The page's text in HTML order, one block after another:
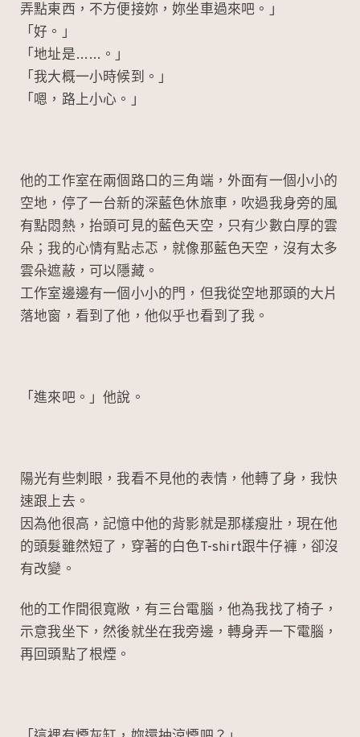
弄點東西，不方便接妳，妳坐車過來吧。」
「好。」
「地址是……。」
「我大概一小時候到。」
「嗯，路上小心。」
他的工作室在兩個路口的三角端，外面有一個小小的
空地，停了一台新的深藍色休旅車，吹過我身旁的風
有點悶熱，抬頭可見的藍色天空，只有少數白厚的雲
朵；我的心情有點忐忑，就像那藍色天空，沒有太多
雲朵遮蔽，可以隱藏。
工作室邊邊有一個小小的門，但我從空地那頭的大片
落地窗，看到了他，他似乎也看到了我。
「進來吧。」他說。
陽光有些刺眼，我看不見他的表情，他轉了身，我快
速跟上去。
因為他很高，記憶中他的背影就是那樣瘦壯，現在他
的頭髮雖然短了，穿著的白色T-shirt跟牛仔褲，卻沒
有改變。
他的工作間很寬敞，有三台電腦，他為我找了椅子，
示意我坐下，然後就坐在我旁邊，轉身弄一下電腦，
再回頭點了根煙。